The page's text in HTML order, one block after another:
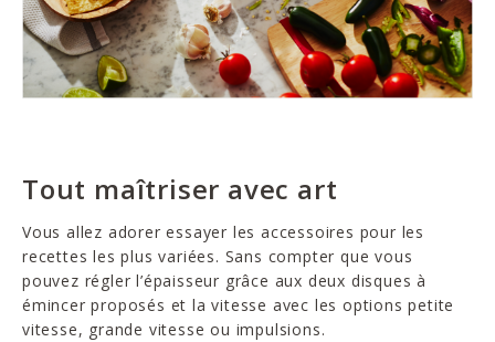
Tout maîtriser avec art
Vous allez adorer essayer les accessoires pour les
recettes les plus variées. Sans compter que vous
pouvez régler l’épaisseur grâce aux deux disques à
émincer proposés et la vitesse avec les options petite
vitesse, grande vitesse ou impulsions.